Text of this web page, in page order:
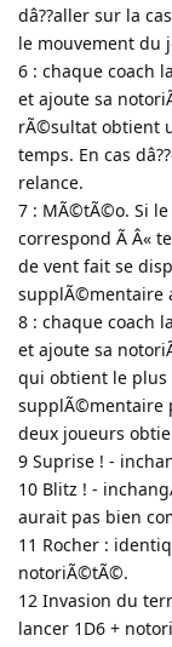
dâ??aller sur la
le mouvement du
6 : chaque coach
et ajoute sa
rÃ©sultat obtient
temps. En cas
relance.
7 : MÃ©tÃ©o. Si
correspond Ã Â«
de vent fait se
supplÃ©mentaire
8 : chaque coach
et ajoute sa
qui obtient le
supplÃ©mentaire
deux joueurs
9 Suprise ! -
10 Blitz ! -
aurait pas bien
11 Rocher :
notoriÃ©tÃ©.
12 Invasion du
lancer 1D6 +